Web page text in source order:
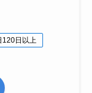
120日以上